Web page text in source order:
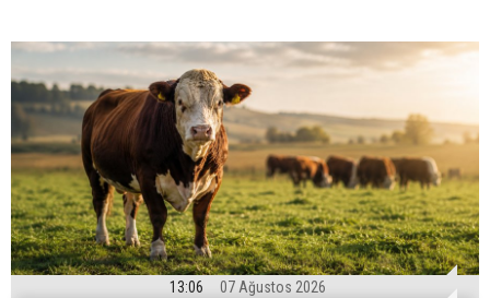
13:06 07 Ağustos 2026